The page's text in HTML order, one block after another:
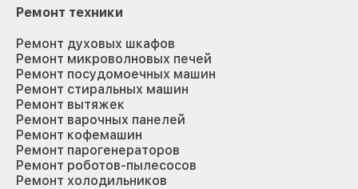
Ремонт техники
Ремонт духовых шкафов
Ремонт микроволновых печей
Ремонт посудомоечных машин
Ремонт стиральных машин
Ремонт вытяжек
Ремонт варочных панелей
Ремонт кофемашин
Ремонт парогенераторов
Ремонт роботов-пылесосов
Ремонт холодильников